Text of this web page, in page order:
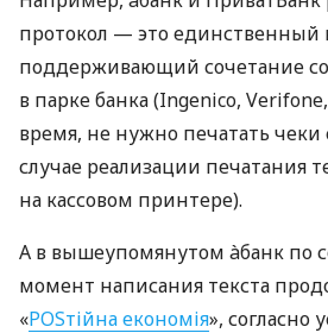
протокол — это единственный
поддерживающий сочетание
в парке банка (Ingenico,
время, не нужно печатать чеки
случае реализации печатания
на кассовом принтере).
А в вышеупомянутом àбанк по
момент написания текста
«POSтійна економія», согласно